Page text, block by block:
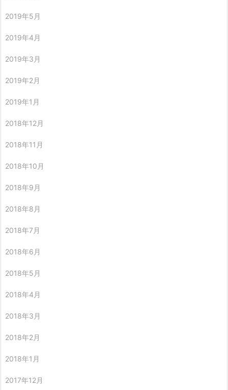
2019年5月
2019年4月
2019年3月
2019年2月
2019年1月
2018年12月
2018年11月
2018年10月
2018年9月
2018年8月
2018年7月
2018年6月
2018年5月
2018年4月
2018年3月
2018年2月
2018年1月
2017年12月